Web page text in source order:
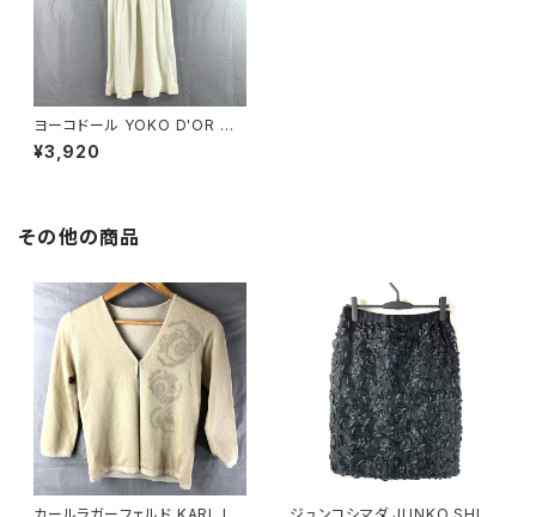
ヨーコドール YOKO D'OR ニッ
トワンピース 五分袖 白 40サイ
ズ 702662
¥3,920
その他の商品